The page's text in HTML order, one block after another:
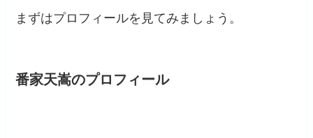
まずはプロフィールを見てみましょう。
番家天嵩のプロフィール